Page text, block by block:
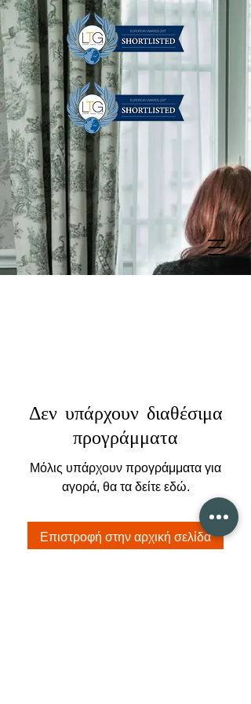
Δεν υπάρχουν διαθέσιμα
προγράμματα
Μόλις υπάρχουν προγράμματα για
αγορά, θα τα δείτε εδώ.
Επιστροφή στην αρχική σελίδα